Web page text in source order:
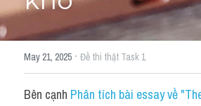
Du học Cấp Ba
Đề thi thật Task 1
Adv
May 21, 2025 · Đề thi thật Task 1
Bên cạnh Phân tích bài essay về